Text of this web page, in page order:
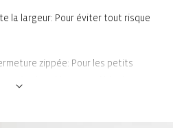
la largeur: Pour éviter tout risque
zippée: Pour les petits
téléphone portable: Un emplacement